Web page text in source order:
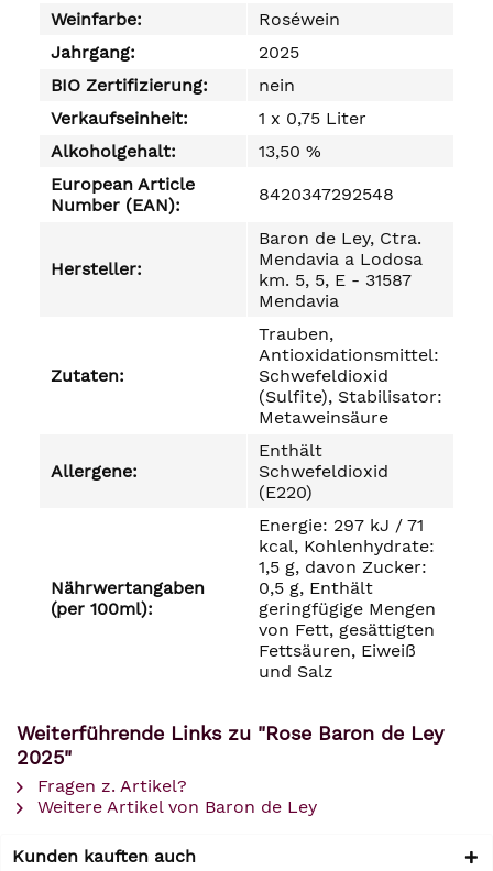
Weinfarbe:
Roséwein
Jahrgang:
2025
BIO Zertifizierung:
nein
Verkaufseinheit:
1 x 0,75 Liter
Alkoholgehalt:
13,50 %
European Article
Number (EAN):
8420347292548
Hersteller:
Baron de Ley, Ctra.
Mendavia a Lodosa
km. 5, 5, E - 31587
Mendavia
Zutaten:
Trauben,
Antioxidationsmittel:
Schwefeldioxid
(Sulfite), Stabilisator:
Metaweinsäure
Allergene:
Enthält
Schwefeldioxid
(E220)
Nährwertangaben
(per 100ml):
Energie: 297 kJ / 71
kcal, Kohlenhydrate:
1,5 g, davon Zucker:
0,5 g, Enthält
geringfügige Mengen
von Fett, gesättigten
Fettsäuren, Eiweiß
und Salz
Weiterführende Links zu "Rose Baron de Ley
2025"
Fragen z. Artikel?
Weitere Artikel von Baron de Ley
Kunden kauften auch